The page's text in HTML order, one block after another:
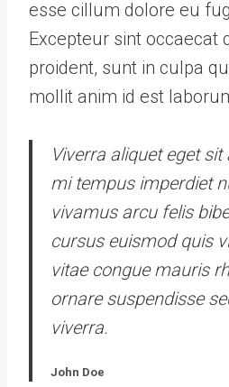
esse cillum dolore eu
Excepteur sint occaecat
proident, sunt in culpa
mollit anim id est
Viverra aliquet eget
mi tempus imperdiet
vivamus arcu felis
cursus euismod quis
vitae congue mauris
ornare suspendisse
viverra.
John Doe